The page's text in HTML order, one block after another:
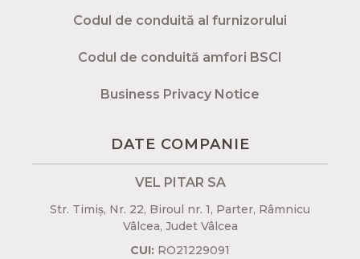
Codul de conduită al furnizorului
Codul de conduită amfori BSCI
Business Privacy Notice
DATE COMPANIE
VEL PITAR SA
Str. Timiș, Nr. 22, Biroul nr. 1, Parter, Râmnicu
Vâlcea, Judet Vâlcea​
CUI: RO21229091